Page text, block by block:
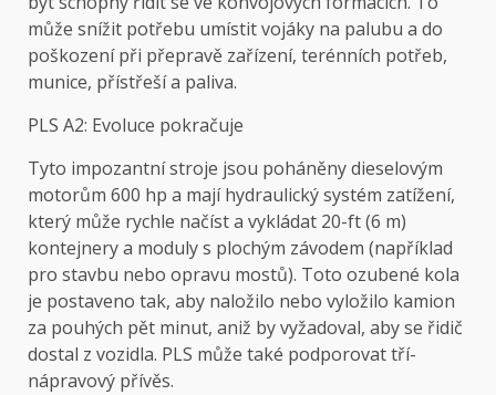
může snížit potřebu umístit vojáky na palubu a do
poškození při přepravě zařízení, terénních potřeb,
munice, přístřeší a paliva.
PLS A2: Evoluce pokračuje
Tyto impozantní stroje jsou poháněny dieselovým
motorům 600 hp a mají hydraulický systém zatížení,
který může rychle načíst a vykládat 20-ft (6 m)
kontejnery a moduly s plochým závodem (například
pro stavbu nebo opravu mostů). Toto ozubené kola
je postaveno tak, aby naložilo nebo vyložilo kamion
za pouhých pět minut, aniž by vyžadoval, aby se řidič
dostal z vozidla. PLS může také podporovat tří-
nápravový přívěs.